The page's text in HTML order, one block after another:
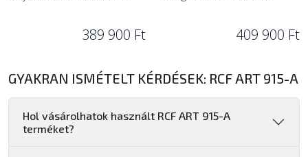
389 900 Ft 409 900 Ft
GYAKRAN ISMÉTELT KÉRDÉSEK: RCF ART 915-A
Hol vásárolhatok használt RCF ART 915-A
terméket?